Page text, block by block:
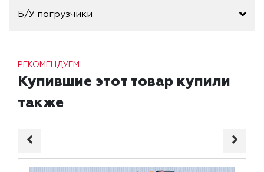
Б/У погрузчики
РЕКОМЕНДУЕМ
Купившие этот товар купили
также